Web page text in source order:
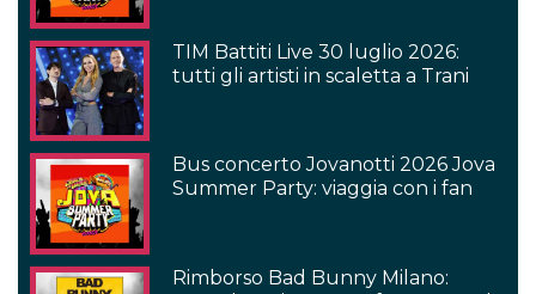
TIM Battiti Live 30 luglio 2026:
tutti gli artisti in scaletta a Trani
Bus concerto Jovanotti 2026 Jova
Summer Party: viaggia con i fan
Rimborso Bad Bunny Milano: